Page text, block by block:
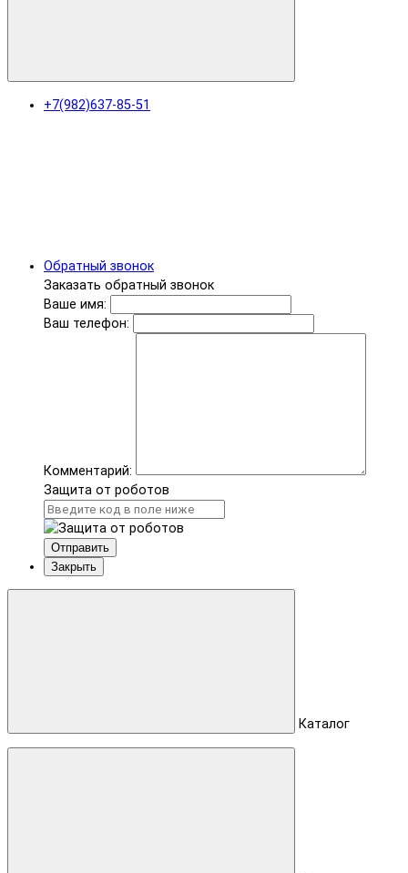
+7(982)637-85-51
Обратный звонок
Заказать обратный звонок
Ваше имя:
Ваш телефон:
Комментарий:
Защита от роботов
Отправить
Закрыть
Каталог